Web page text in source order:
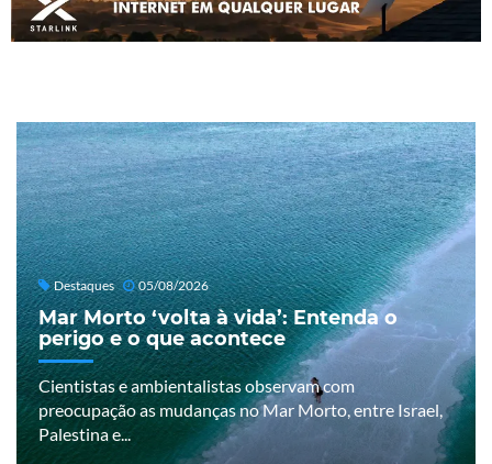
Destaques 05/08/2026
Mar Morto ‘volta à vida’: Entenda o
perigo e o que acontece
Cientistas e ambientalistas observam com
preocupação as mudanças no Mar Morto, entre Israel,
Palestina e...